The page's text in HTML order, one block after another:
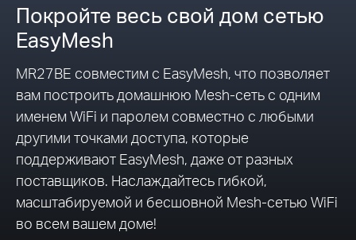
Покройте весь свой дом сетью
EasyMesh
MR27BE совместим с EasyMesh, что позволяет
вам построить домашнюю Mesh-сеть с одним
именем WiFi и паролем совместно с любыми
другими точками доступа, которые
поддерживают EasyMesh, даже от разных
поставщиков. Наслаждайтесь гибкой,
масштабируемой и бесшовной Mesh-сетью WiFi
во всем вашем доме!